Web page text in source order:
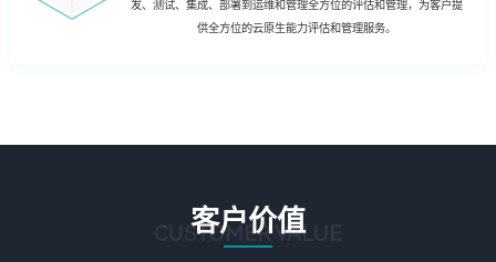
发、测试、集成、部署到运维和管理全方位的评估和管理，为客户提
供全方位的云原生能力评估和管理服务。
客户价值
CUSTOMER VALUE